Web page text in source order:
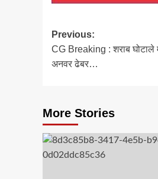
Post
navigation
Previous:
CG Breaking : शराब घोटाले
अनवर ढेबर…
More Stories